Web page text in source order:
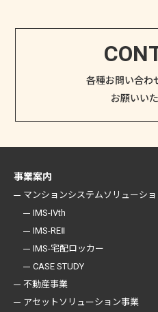
各種お問い合わ
お願いい
事業案内
マンションシステムソリューシ
IMS-IVth
IMS-REⅡ
IMS-宅配ロッカー
CASE STUDY
不動産事業
アセットソリューション事業